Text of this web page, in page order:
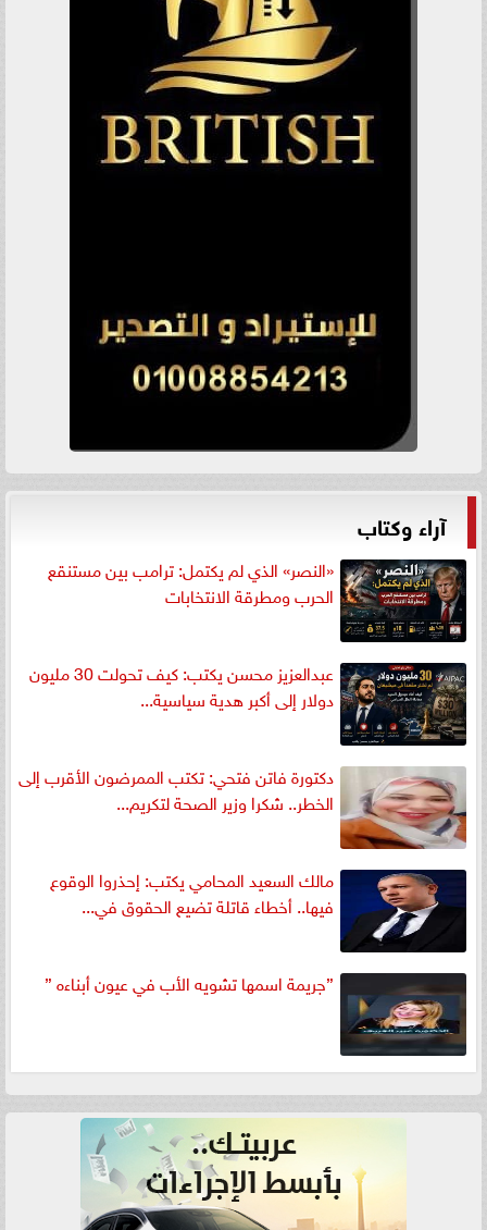
آراء وكتاب
«النصر» الذي لم يكتمل: ترامب بين مستنقع
الحرب ومطرقة الانتخابات
عبدالعزيز محسن يكتب: كيف تحولت 30 مليون
دولار إلى أكبر هدية سياسية...
دكتورة فاتن فتحي: تكتب الممرضون الأقرب إلى
الخطر.. شكرا وزير الصحة لتكريم...
مالك السعيد المحامي يكتب: إحذروا الوقوع
فيها.. أخطاء قاتلة تضيع الحقوق في...
”جريمة اسمها تشويه الأب في عيون أبناءه ”